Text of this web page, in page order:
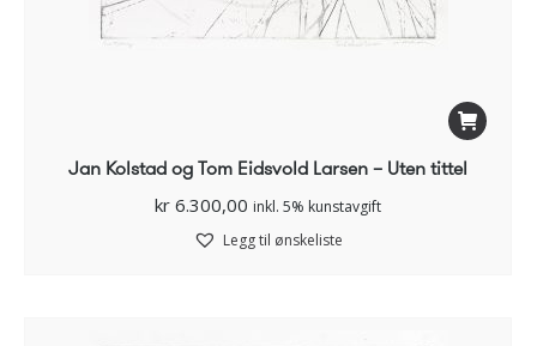
Jan Kolstad og Tom Eidsvold Larsen – Uten tittel
kr 6.300,00 inkl. 5% kunstavgift
Legg til ønskeliste